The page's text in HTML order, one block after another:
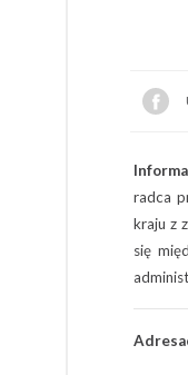
radca
kraju z
się